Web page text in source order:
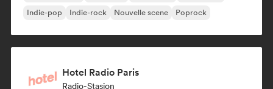
Indie-pop
Indie-rock Nouvelle scene Poprock
Hotel Radio Paris
Radio-Stasjon